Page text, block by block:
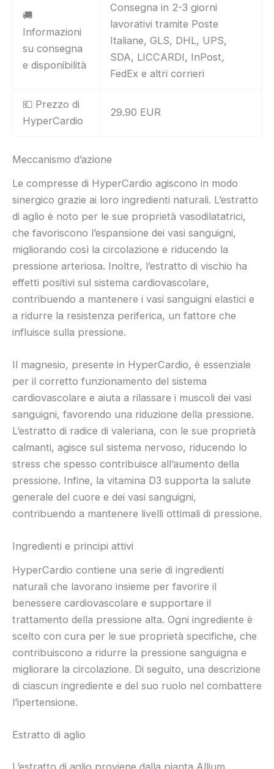
🚚
Informazioni
su consegna
e disponibilità
Consegna in 2-3 giorni
lavorativi tramite Poste
Italiane, GLS, DHL, UPS,
SDA, LICCARDI, InPost,
FedEx e altri corrieri
💶 Prezzo di
HyperCardio
29.90 EUR
Meccanismo d’azione
Le compresse di HyperCardio agiscono in modo
sinergico grazie ai loro ingredienti naturali. L’estratto
di aglio è noto per le sue proprietà vasodilatatrici,
che favoriscono l’espansione dei vasi sanguigni,
migliorando così la circolazione e riducendo la
pressione arteriosa. Inoltre, l’estratto di vischio ha
effetti positivi sul sistema cardiovascolare,
contribuendo a mantenere i vasi sanguigni elastici e
a ridurre la resistenza periferica, un fattore che
influisce sulla pressione.
Il magnesio, presente in HyperCardio, è essenziale
per il corretto funzionamento del sistema
cardiovascolare e aiuta a rilassare i muscoli dei vasi
sanguigni, favorendo una riduzione della pressione.
L’estratto di radice di valeriana, con le sue proprietà
calmanti, agisce sul sistema nervoso, riducendo lo
stress che spesso contribuisce all’aumento della
pressione. Infine, la vitamina D3 supporta la salute
generale del cuore e dei vasi sanguigni,
contribuendo a mantenere livelli ottimali di pressione.
Ingredienti e principi attivi
HyperCardio contiene una serie di ingredienti
naturali che lavorano insieme per favorire il
benessere cardiovascolare e supportare il
trattamento della pressione alta. Ogni ingrediente è
scelto con cura per le sue proprietà specifiche, che
contribuiscono a ridurre la pressione sanguigna e
migliorare la circolazione. Di seguito, una descrizione
di ciascun ingrediente e del suo ruolo nel combattere
l’ipertensione.
Estratto di aglio
L’estratto di aglio proviene dalla pianta Allium